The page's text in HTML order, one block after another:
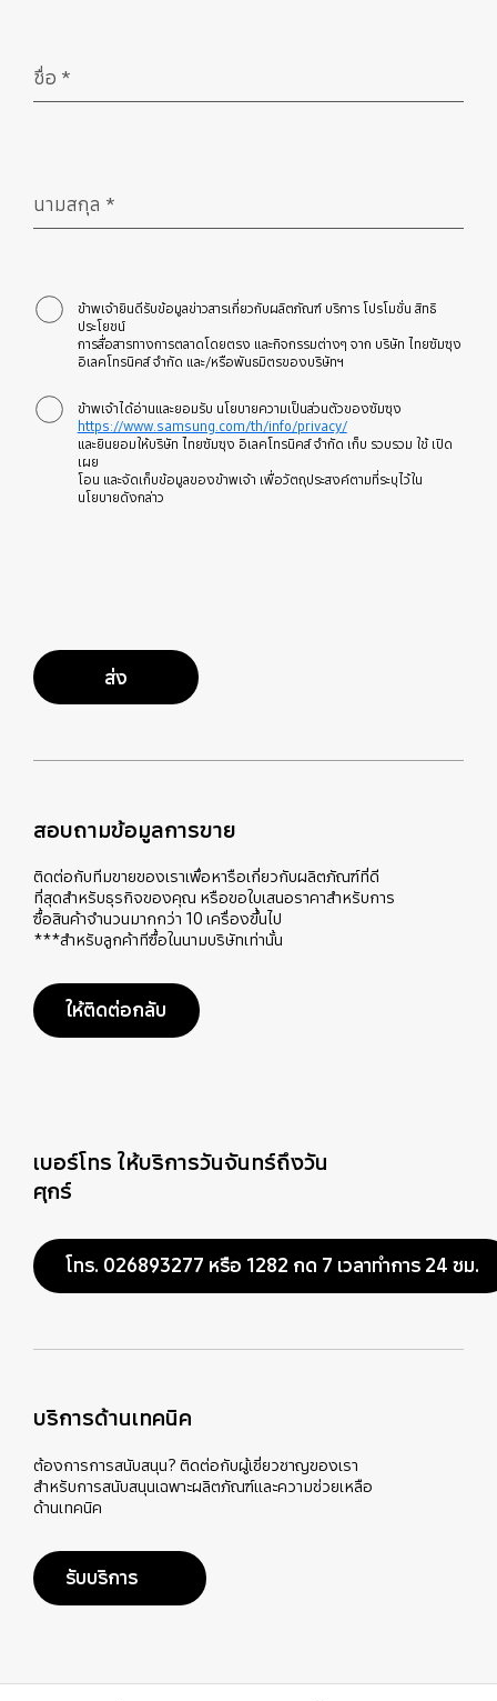
ชื่อ *
นามสกุล *
ข้าพเจ้ายินดีรับข้อมูลข่าวสารเกี่ยวกับผลิตภัณฑ์ บริการ โปรโมชั่น สิทธิ
ประโยชน์
การสื่อสารทางการตลาดโดยตรง และกิจกรรมต่างๆ จาก บริษัท ไทยซัมซุง
อิเลคโทรนิคส์ จำกัด และ/หรือพันธมิตรของบริษัทฯ
ข้าพเจ้าได้อ่านและยอมรับ นโยบายความเป็นส่วนตัวของซัมซุง
https://www.samsung.com/th/info/privacy/
และยินยอมให้บริษัท ไทยซัมซุง อิเลคโทรนิคส์ จำกัด เก็บ รวบรวม ใช้ เปิด
เผย
โอน และจัดเก็บข้อมูลของข้าพเจ้า เพื่อวัตถุประสงค์ตามที่ระบุไว้ใน
นโยบายดังกล่าว
ส่ง
สอบถามข้อมูลการขาย
ติดต่อกับทีมขายของเราเพื่อหารือเกี่ยวกับผลิตภัณฑ์ที่ดี
ที่สุดสำหรับธุรกิจของคุณ หรือขอใบเสนอราคาสำหรับการ
ซื้อสินค้าจำนวนมากกว่า 10 เครื่องขึ้นไป
***สำหรับลูกค้าทีซื้อในนามบริษัทเท่านั้น
ให้ติดต่อกลับ
เบอร์โทร ให้บริการวันจันทร์ถึงวัน
ศุกร์
โทร. 026893277 หรือ 1282 กด 7 เวลาทำการ 24 ชม.
บริการด้านเทคนิค
ต้องการการสนับสนุน? ติดต่อกับผู้เชี่ยวชาญของเรา
สำหรับการสนับสนุนเฉพาะผลิตภัณฑ์และความช่วยเหลือ
ด้านเทคนิค
รับบริการ